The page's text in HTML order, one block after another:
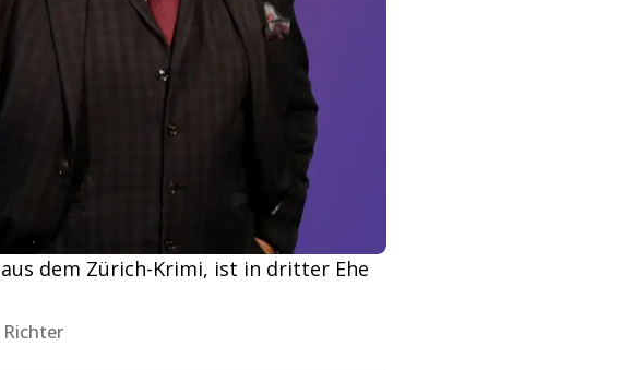
dem Zürich-Krimi, ist in dritter Ehe